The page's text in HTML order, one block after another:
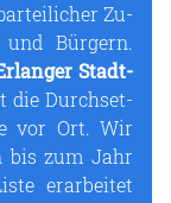
Zu­
Bür­gern.
Stadt­
die Durch­set­
vor Ort. Wir
bis zum Jahr
er­ar­bei­tet